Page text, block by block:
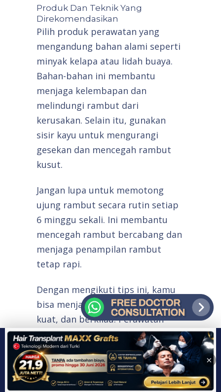
Produk Dan Teknik Yang
Direkomendasikan
Pilih produk perawatan yang
mengandung bahan alami seperti
minyak kelapa atau lidah buaya.
Bahan-bahan ini membantu
menjaga kelembapan dan
melindungi rambut dari
kerusakan. Selain itu, gunakan
sisir kayu untuk mengurangi
gesekan dan mencegah rambut
kusut.
Jangan lupa untuk memotong
ujung rambut secara rutin setiap
6 minggu sekali. Ini membantu
mencegah rambut bercabang dan
menjaga penampilan rambut
tetap rapi.
Dengan mengikuti tips ini, kamu
bisa menjaga rambut tetap sehat,
kuat, dan berkilau. Perawatan
lanjutan adalah kunci untuk hasil
yang tahan lama dan memuaskan.
Kesimpulan
Kombinasi teknik dan bahan alami
×